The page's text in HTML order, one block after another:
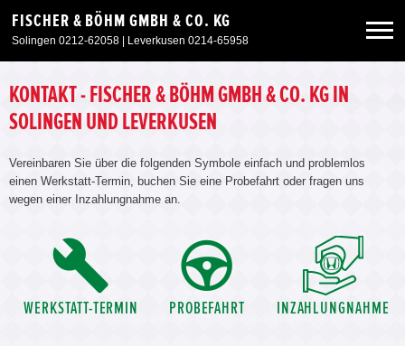
FISCHER & BÖHM GMBH & CO. KG
Solingen 0212-62058 | Leverkusen 0214-65958
Neuwagen
Sonderangebote
Service & Zubehör
Unser Autohaus
KONTAKT - FISCHER & BÖHM GMBH & CO. KG IN
SOLINGEN UND LEVERKUSEN
Vereinbaren Sie über die folgenden Symbole einfach und problemlos
einen Werkstatt-Termin, buchen Sie eine Probefahrt oder fragen uns
wegen einer Inzahlungnahme an.
WERKSTATT-TERMIN PROBEFAHRT INZAHLUNGNAHME